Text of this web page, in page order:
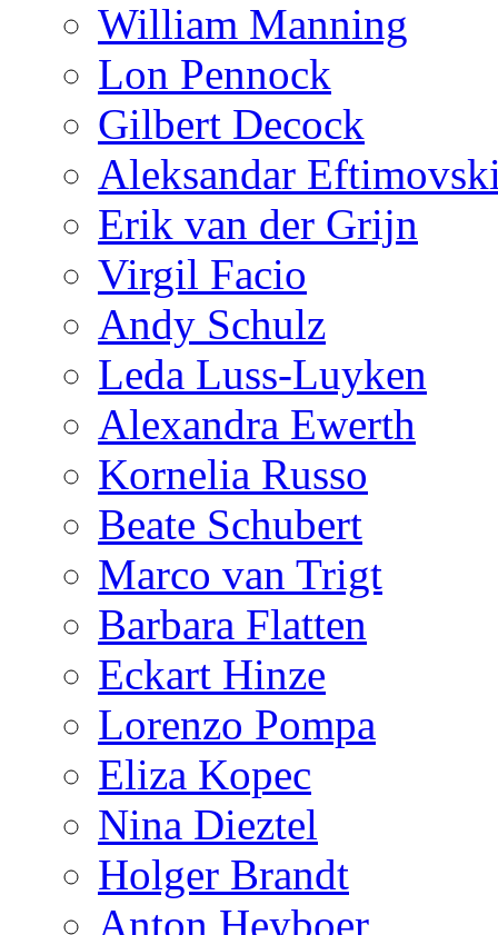
William Manning
Lon Pennock
Gilbert Decock
Aleksandar
Erik van der Grijn
Virgil Facio
Andy Schulz
Leda Luss-Luyken
Alexandra Ewerth
Kornelia Russo
Beate Schubert
Marco van Trigt
Barbara Flatten
Eckart Hinze
Lorenzo Pompa
Eliza Kopec
Nina Dieztel
Holger Brandt
Anton Heyboer